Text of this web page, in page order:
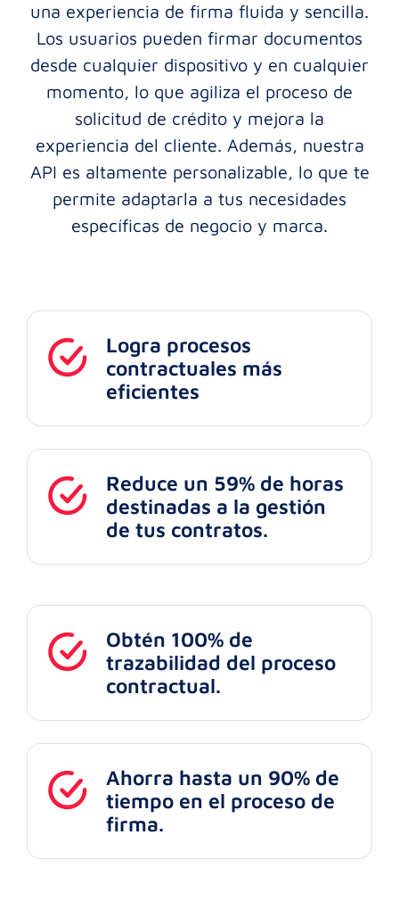
una experiencia de firma fluida y sencilla.
Los usuarios pueden firmar documentos
desde cualquier dispositivo y en cualquier
momento, lo que agiliza el proceso de
solicitud de crédito y mejora la
experiencia del cliente. Además, nuestra
API es altamente personalizable, lo que te
permite adaptarla a tus necesidades
específicas de negocio y marca.
Logra procesos
contractuales más
eficientes
Reduce un 59% de horas
destinadas a la gestión
de tus contratos.
Obtén 100% de
trazabilidad del proceso
contractual.
Ahorra hasta un 90% de
tiempo en el proceso de
firma.